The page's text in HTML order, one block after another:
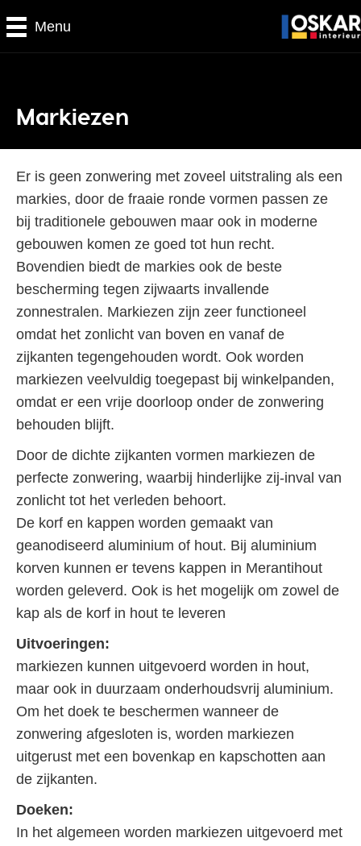
Menu
Markiezen
Er is geen zonwering met zoveel uitstraling als een
markies, door de fraaie ronde vormen passen ze
bij traditionele gebouwen maar ook in moderne
gebouwen komen ze goed tot hun recht.
Bovendien biedt de markies ook de beste
bescherming tegen zijwaarts invallende
zonnestralen. Markiezen zijn zeer functioneel
omdat het zonlicht van boven en vanaf de
zijkanten tegengehouden wordt. Ook worden
markiezen veelvuldig toegepast bij winkelpanden,
omdat er een vrije doorloop onder de zonwering
behouden blijft.
Door de dichte zijkanten vormen markiezen de
perfecte zonwering, waarbij hinderlijke zij-inval van
zonlicht tot het verleden behoort.
De korf en kappen worden gemaakt van
geanodiseerd aluminium of hout. Bij aluminium
korven kunnen er tevens kappen in Merantihout
worden geleverd. Ook is het mogelijk om zowel de
kap als de korf in hout te leveren
Uitvoeringen:
markiezen kunnen uitgevoerd worden in hout,
maar ook in duurzaam onderhoudsvrij aluminium.
Om het doek te beschermen wanneer de
zonwering afgesloten is, worden markiezen
uitgerust met een bovenkap en kapschotten aan
de zijkanten.
Doeken:
In het algemeen worden markiezen uitgevoerd met